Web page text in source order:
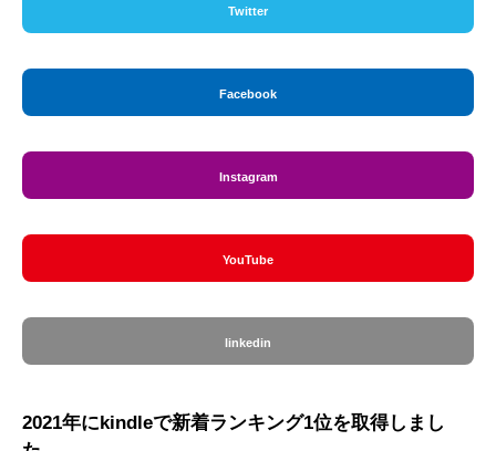
Twitter
Facebook
Instagram
YouTube
linkedin
2021年にkindleで新着ランキング1位を取得しまし